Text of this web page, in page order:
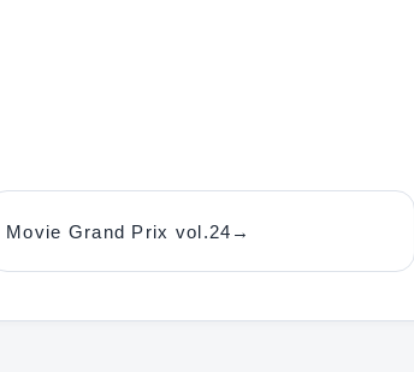
Movie Grand Prix vol.24 →